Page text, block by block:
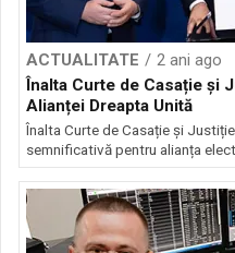
ACTUALITATE
2 ani ago
Înalta Curte de Casație și
Alianței Dreapta Unită
Înalta Curte de Casație și
semnificativă pentru alianța